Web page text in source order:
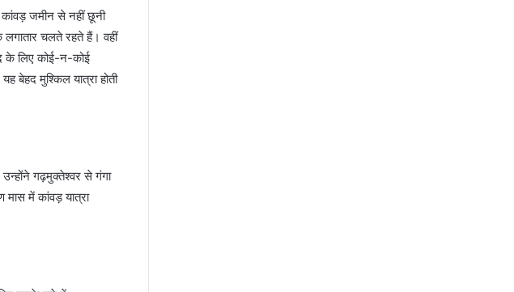
जमीन से नहीं छूनी
चलते रहते हैं। वहीं
के लिए कोई-न-कोई
बेहद मुश्किल यात्रा होती
गढ़मुक्तेश्वर से गंगा
में कांवड़ यात्रा